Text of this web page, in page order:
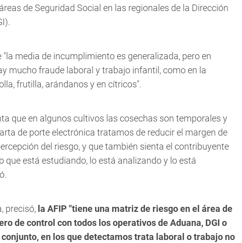
de Seguridad Social en las regionales de la Dirección
"la media de incumplimiento es generalizada, pero en
mucho fraude laboral y trabajo infantil, como en la
frutilla, arándanos y en cítricos".
que en algunos cultivos las cosechas son temporales y
de porte electrónica tratamos de reducir el margen de
del riesgo, y que también sienta el contribuyente
que está estudiando, lo está analizando y lo está
precisó, la AFIP "tiene una matriz de riesgo en el área de
de control con todos los operativos de Aduana, DGI o
en los que detectamos trata laboral o trabajo no